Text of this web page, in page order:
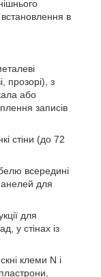
в
прозорі), з
або
записів
стіни (до 72
всередині
для
для
у стінах із
клеми N і